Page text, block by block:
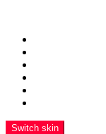
Switch skin